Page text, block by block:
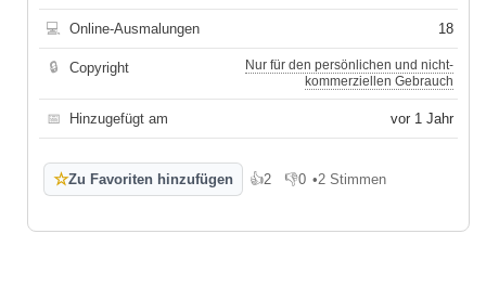
💻 Online-Ausmalungen 18
🔒 Copyright
Nur für den persönlichen und nicht-
kommerziellen Gebrauch
📅 Hinzugefügt am vor 1 Jahr
☆Zu Favoriten hinzufügen 👍2
Gefällt mir
👎0
Gefällt mir nicht
•2 Stimmen